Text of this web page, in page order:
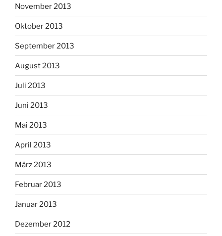
November 2013
Oktober 2013
September 2013
August 2013
Juli 2013
Juni 2013
Mai 2013
April 2013
März 2013
Februar 2013
Januar 2013
Dezember 2012